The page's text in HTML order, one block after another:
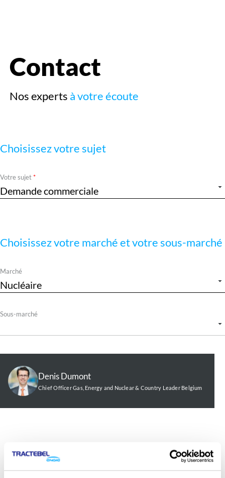
Contact
Nos experts à votre écoute
Choisissez votre sujet
Votre sujet Required
Choisissez votre marché et votre sous-marché
Marché
Sous-marché
Denis Dumont
Chief Officer Gas, Energy and Nuclear & Country Leader Belgium